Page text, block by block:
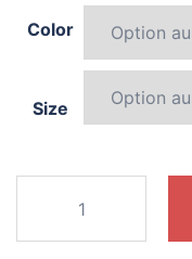
Color
Size
centaur